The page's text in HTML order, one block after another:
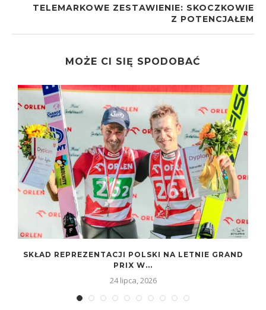
TELEMARKOWE ZESTAWIENIE: SKOCZKOWIE
Z POTENCJAŁEM
MOŻE CI SIĘ SPODOBAĆ
SKŁAD REPREZENTACJI POLSKI NA LETNIE GRAND
PRIX W...
24 lipca, 2026